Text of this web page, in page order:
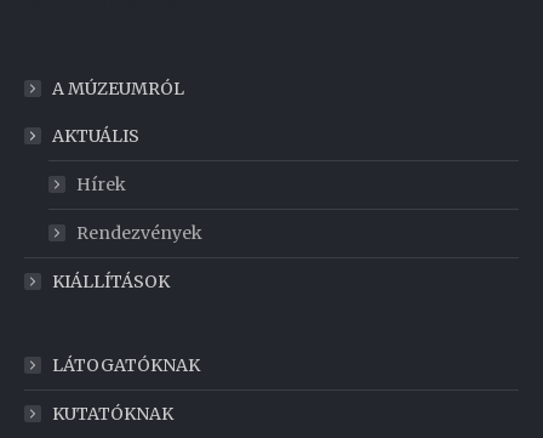
A MÚZEUMRÓL
AKTUÁLIS
Hírek
Rendezvények
KIÁLLÍTÁSOK
LÁTOGATÓKNAK
KUTATÓKNAK